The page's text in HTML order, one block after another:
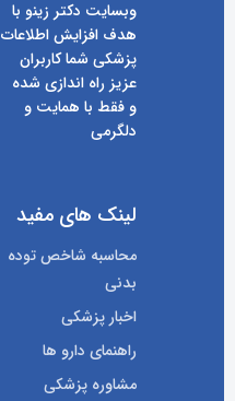
وبسایت دکتر زینو با
هدف افزایش اطلاعات
پزشکی شما کاربران
عزیز راه اندازی شده
و فقط با همایت و
دلگرمی
لینک های مفید
محاسبه شاخص توده
بدنی
اخبار پزشکی
راهنمای دارو ها
مشاوره پزشکی